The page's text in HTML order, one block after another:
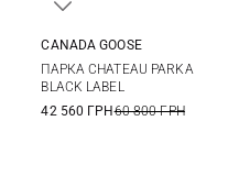
XXL
CANADA GOOSE
ПАРКА CHATEAU PARKA
BLACK LABEL
42 560 ГРН60 800 ГРН